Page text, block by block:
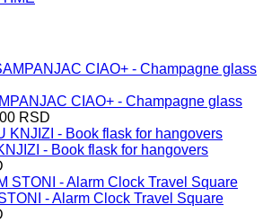
CIAO+ - Champagne glass
RSD
- Book flask for hangovers
- Alarm Clock Travel Square